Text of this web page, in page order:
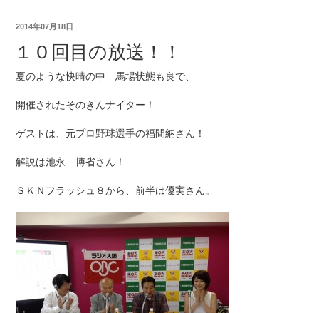
2014年07月18日
１０回目の放送！！
夏のような快晴の中 馬場状態も良で、
開催されたそのきんナイター！
ゲストは、元プロ野球選手の福間納さん！
解説は池永 博省さん！
ＳＫＮフラッシュ８から、前半は優実さん。